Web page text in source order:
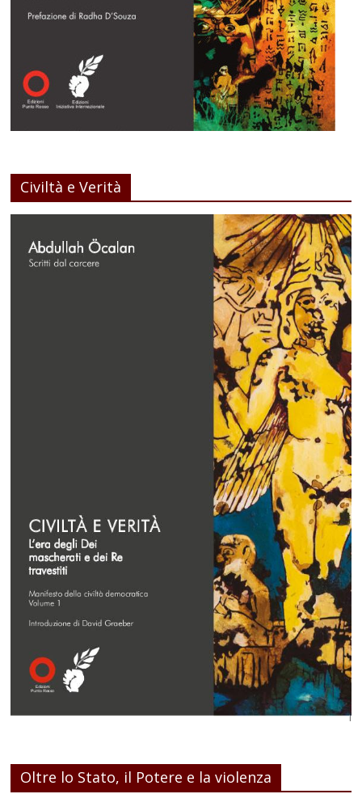
Civiltà e Verità
Oltre lo Stato, il Potere e la violenza